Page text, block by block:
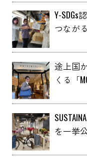
Y-SDGs
つなが
途上国
くる「
を一挙